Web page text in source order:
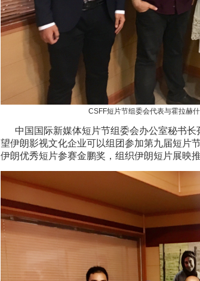
CSFF短片节组委会代表与霍拉赫
中国国际新媒体短片节组委会办公室秘书长
望伊朗影视文化企业可以组团参加第九届短片
伊朗优秀短片参赛金鹏奖，组织伊朗短片展映推